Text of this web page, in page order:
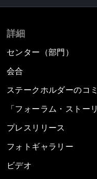
詳細
センター（部門）
会合
ステークホルダーのコ
「フォーラム・ストー
プレスリリース
フォトギャラリー
ビデオ